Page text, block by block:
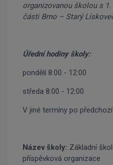
organizovanou školou s
části Brno – Starý
Úřední hodiny školy:
pondělí 8:00 - 12:00
středa 8:00 - 12:00
V jiné termíny po
Název školy: Základní
příspěvková organizace